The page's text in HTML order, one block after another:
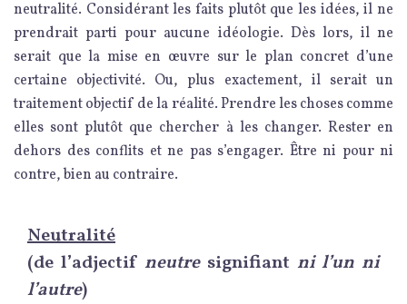
neutralité. Considérant les faits plutôt que les idées, il ne
prendrait parti pour aucune idéologie. Dès lors, il ne
serait que la mise en œuvre sur le plan concret d’une
certaine objectivité. Ou, plus exactement, il serait un
traitement objectif de la réalité. Prendre les choses comme
elles sont plutôt que chercher à les changer. Rester en
dehors des conflits et ne pas s’engager. Être ni pour ni
contre, bien au contraire.
Neutralité
(de l’adjectifneutresignifiant ni l’un ni
l’autre)